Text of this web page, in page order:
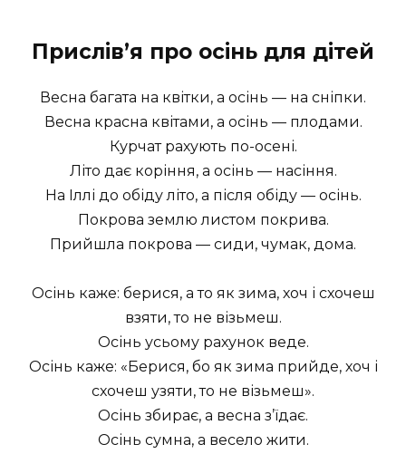
Прислів’я про осінь для дітей
Весна багата на квітки, а осінь — на сніпки.
Весна красна квітами, а осінь — плодами.
Курчат рахують по-осені.
Літо дає коріння, а осінь — насіння.
На Іллі до обіду літо, а після обіду — осінь.
Покрова землю листом покрива.
Прийшла покрова — сиди, чумак, дома.
Осінь каже: берися, а то як зима, хоч і схочеш
взяти, то не візьмеш.
Осінь усьому рахунок веде.
Осінь каже: «Берися, бо як зима прийде, хоч і
схочеш узяти, то не візьмеш».
Осінь збирає, а весна з’їдає.
Осінь сумна, а весело жити.